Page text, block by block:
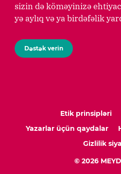
sizin də köməyinizə
yə aylıq və ya birdəfəlik
Dəstək verin
Etik prinsipləri
Yazarlar üçün qaydalar
Gizlilik
© 2026